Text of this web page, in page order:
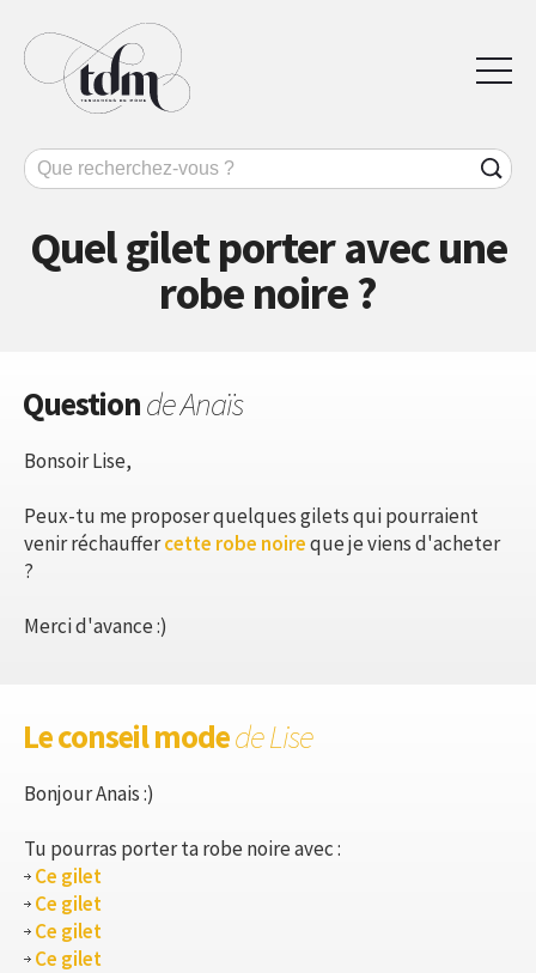
Quel gilet porter avec une
robe noire ?
Questionde Anaïs
Bonsoir Lise,
Peux-tu me proposer quelques gilets qui pourraient
venir réchauffercette robe noireque je viens d'acheter
?
Merci d'avance :)
Le conseil modede Lise
Bonjour Anais :)
Tu pourras porter ta robe noire avec :
Ce gilet
Ce gilet
Ce gilet
Ce gilet